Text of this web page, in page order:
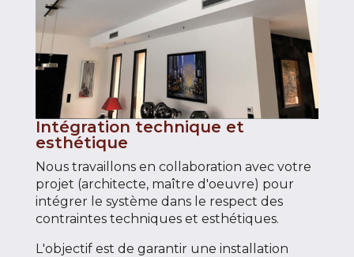
Intégration technique et
esthétique
Nous travaillons en collaboration avec votre
projet (architecte, maître d'oeuvre) pour
intégrer le système dans le respect des
contraintes techniques et esthétiques.
L'objectif est de garantir une installation